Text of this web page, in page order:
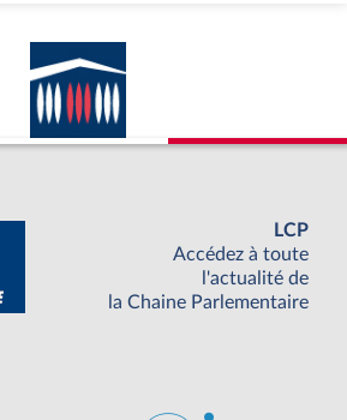
LCP
Accédez à toute
l'actualité de
la Chaine Parlementaire